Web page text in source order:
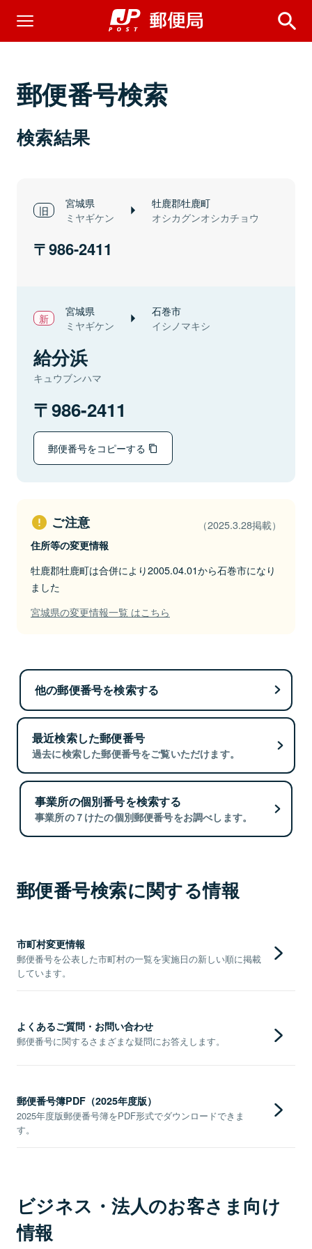
郵便番号検索
検索結果
宮城県
ミヤギケン
牡鹿郡牡鹿町
オシカグンオシカチョウ
986-2411
宮城県
ミヤギケン
石巻市
イシノマキシ
給分浜
キュウブンハマ
986-2411
郵便番号をコピーする
ご注意 （2025.3.28掲載）
住所等の変更情報
牡鹿郡牡鹿町は合併により2005.04.01から石巻市になり
ました
宮城県の変更情報一覧 はこちら
他の郵便番号を検索する
最近検索した郵便番号
過去に検索した郵便番号をご覧いただけます。
事業所の個別番号を検索する
事業所の７けたの個別郵便番号をお調べします。
郵便番号検索に関する情報
市町村変更情報
郵便番号を公表した市町村の一覧を実施日の新しい順に掲載
しています。
よくあるご質問・お問い合わせ
郵便番号に関するさまざまな疑問にお答えします。
郵便番号簿PDF（2025年度版）
2025年度版郵便番号簿をPDF形式でダウンロードできま
す。
ビジネス・法人のお客さま向け
情報